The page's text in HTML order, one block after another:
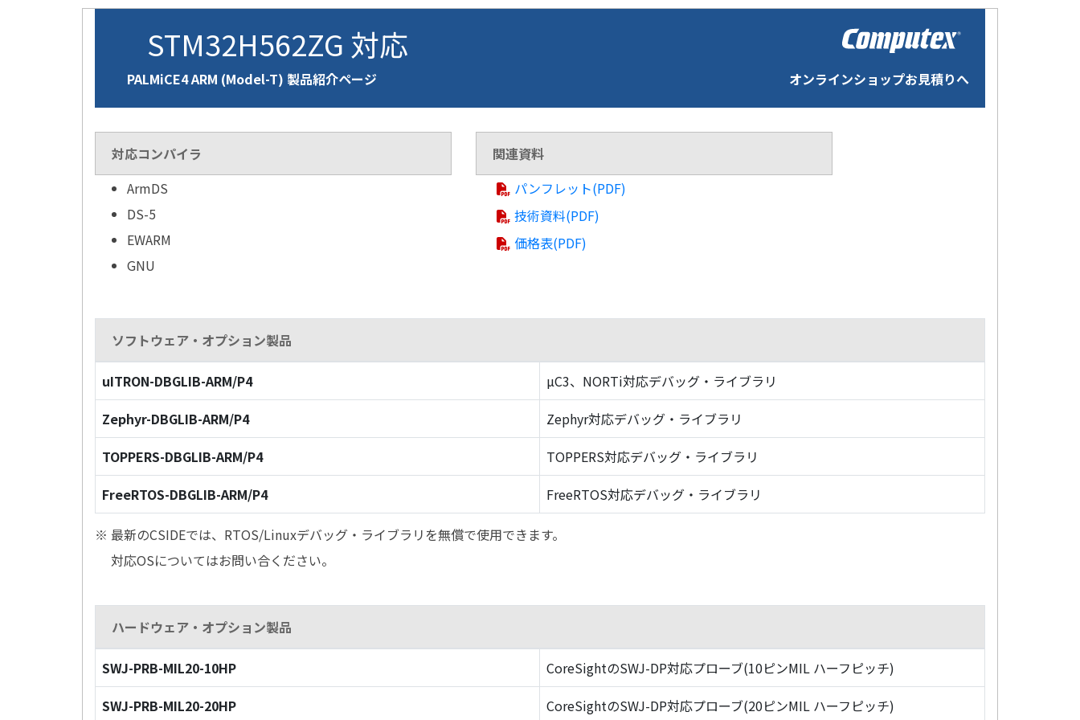
STM32H562ZG 対応
PALMiCE4 ARM (Model-T) 製品紹介ページ オンラインショップお見積りへ
対応コンパイラ
ArmDS
DS-5
EWARM
GNU
関連資料
パンフレット(PDF)
技術資料(PDF)
価格表(PDF)
ソフトウェア・オプション製品
uITRON-DBGLIB-ARM/P4
µC3、NORTi対応デバッグ・ライブラリ
Zephyr-DBGLIB-ARM/P4
Zephyr対応デバッグ・ライブラリ
TOPPERS-DBGLIB-ARM/P4
TOPPERS対応デバッグ・ライブラリ
FreeRTOS-DBGLIB-ARM/P4
FreeRTOS対応デバッグ・ライブラリ
※ 最新のCSIDEでは、RTOS/Linuxデバッグ・ライブラリを無償で使用できます。
対応OSについてはお問い合ください。
ハードウェア・オプション製品
SWJ-PRB-MIL20-10HP
CoreSightのSWJ-DP対応プローブ(10ピンMIL ハーフピッチ)
SWJ-PRB-MIL20-20HP
CoreSightのSWJ-DP対応プローブ(20ピンMIL ハーフピッチ)